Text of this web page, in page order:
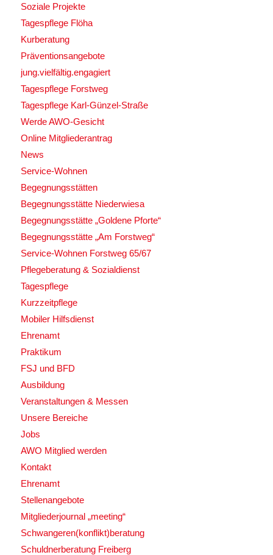
Soziale Projekte
Tagespflege Flöha
Kurberatung
Präventionsangebote
jung.vielfältig.engagiert
Tagespflege Forstweg
Tagespflege Karl-Günzel-Straße
Werde AWO-Gesicht
Online Mitgliederantrag
News
Service-Wohnen
Begegnungsstätten
Begegnungsstätte Niederwiesa
Begegnungsstätte „Goldene Pforte“
Begegnungsstätte „Am Forstweg“
Service-Wohnen Forstweg 65/67
Pflegeberatung & Sozialdienst
Tagespflege
Kurzzeitpflege
Mobiler Hilfsdienst
Ehrenamt
Praktikum
FSJ und BFD
Ausbildung
Veranstaltungen & Messen
Unsere Bereiche
Jobs
AWO Mitglied werden
Kontakt
Ehrenamt
Stellenangebote
Mitgliederjournal „meeting“
Schwangeren(konflikt)beratung
Schuldnerberatung Freiberg